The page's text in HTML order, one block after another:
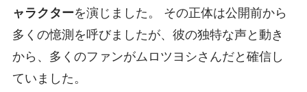
ャラクターを演じました。 その正体は公開前から
多くの憶測を呼びましたが、彼の独特な声と動き
から、多くのファンがムロツヨシさんだと確信し
ていました。